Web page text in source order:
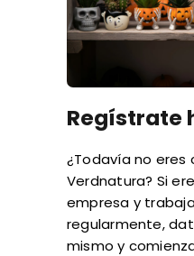
Regístrate
¿Todavía no eres
Verdnatura? Si
empresa y
regularmente,
mismo y